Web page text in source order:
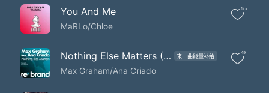
You And Me
MaRLo/Chloe
1k+
Nothing Else Matters (Aly & Fila Remix) 来一曲能量补给
Max Graham/Ana Criado
49